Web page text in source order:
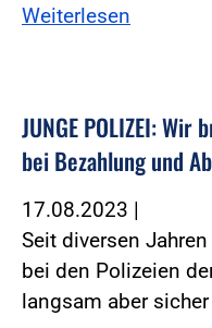
Weiterlesen
JUNGE POLIZEI:
bei Bezahlung und
17.08.2023 |
Seit diversen
bei den Polizeien
langsam aber